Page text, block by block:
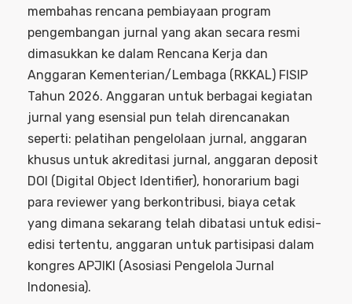
membahas rencana pembiayaan program
pengembangan jurnal yang akan secara resmi
dimasukkan ke dalam Rencana Kerja dan
Anggaran Kementerian/Lembaga (RKKAL) FISIP
Tahun 2026. Anggaran untuk berbagai kegiatan
jurnal yang esensial pun telah direncanakan
seperti: pelatihan pengelolaan jurnal, anggaran
khusus untuk akreditasi jurnal, anggaran deposit
DOI (Digital Object Identifier), honorarium bagi
para reviewer yang berkontribusi, biaya cetak
yang dimana sekarang telah dibatasi untuk edisi-
edisi tertentu, anggaran untuk partisipasi dalam
kongres APJIKI (Asosiasi Pengelola Jurnal
Indonesia).